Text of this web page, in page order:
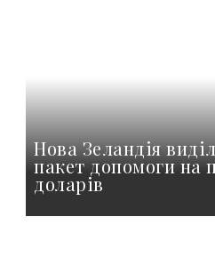
Нова Зеландія
пакет допомоги на
доларів